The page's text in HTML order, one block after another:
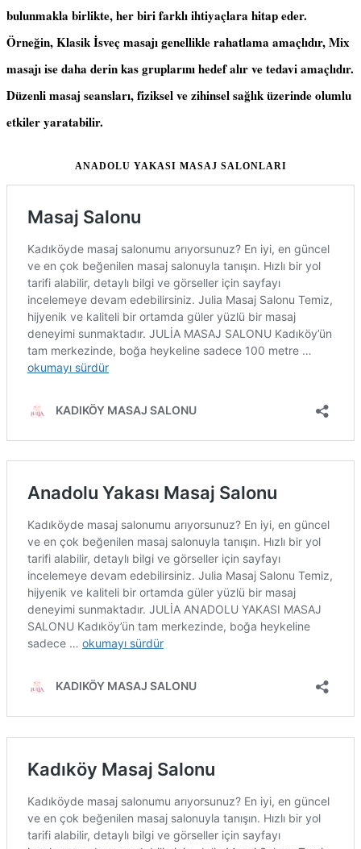
bulunmakla birlikte, her biri farklı ihtiyaçlara hitap eder.
Örneğin, Klasik İsveç masajı genellikle rahatlama amaçlıdır, Mix
masajı ise daha derin kas gruplarını hedef alır ve tedavi amaçlıdır.
Düzenli masaj seansları, fiziksel ve zihinsel sağlık üzerinde olumlu
etkiler yaratabilir.
ANADOLU YAKASI MASAJ SALONLARI